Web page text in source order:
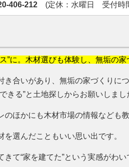
406-212 (定休：水曜日 受付時
”に。木材選びも体験し、無垢の家
き合いがあり、無垢の家づくりに
きる”と土地探しからお願いしまし
ほかにも木材市場の情報なども
選んだこともいい思い出です。
て“家を建てた”という実感がわい